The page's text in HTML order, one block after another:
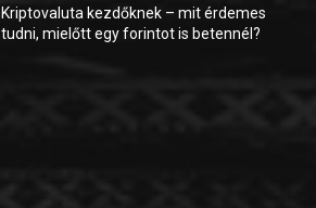
Kriptovaluta kezdőknek – mit érdemes
tudni, mielőtt egy forintot is betennél?